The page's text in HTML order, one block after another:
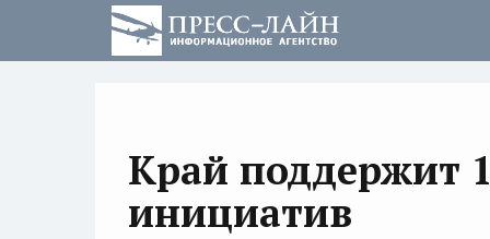
Край поддержит
инициатив